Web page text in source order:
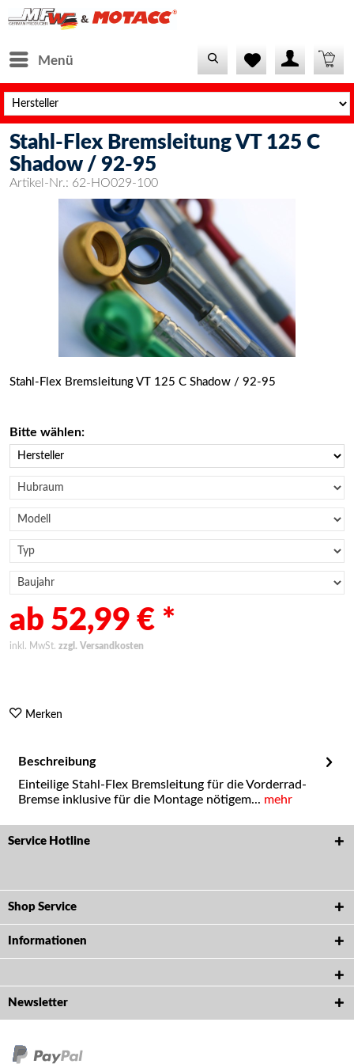
Menü
Stahl-Flex Bremsleitung VT 125 C
Shadow / 92-95
Artikel-Nr.: 62-HO029-100
Stahl-Flex Bremsleitung VT 125 C Shadow / 92-95
Bitte wählen:
ab 52,99 € *
inkl. MwSt. zzgl. Versandkosten
Merken
Beschreibung
Einteilige Stahl-Flex Bremsleitung für die Vorderrad-
Bremse inklusive für die Montage nötigem... mehr
Service Hotline
Shop Service
Informationen
Newsletter